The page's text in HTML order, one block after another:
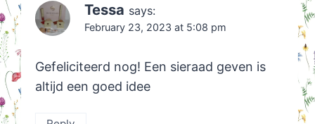
Tessa says:
February 23, 2023 at 5:08 pm
Gefeliciteerd nog! Een sieraad geven is
altijd een goed idee